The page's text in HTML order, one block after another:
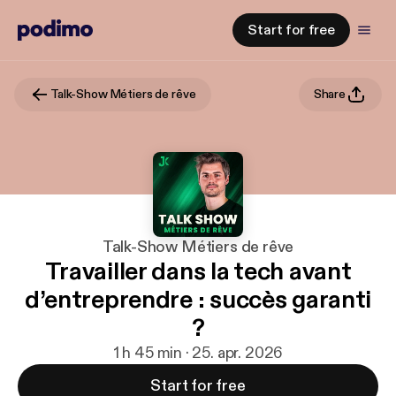
Start for free
Talk-Show Métiers de rêve Share
Talk-Show Métiers de rêve
Travailler dans la tech avant
d’entreprendre : succès garanti
?
1 h 45 min · 25. apr. 2026
Start for free